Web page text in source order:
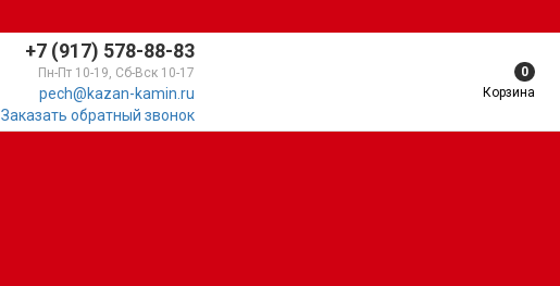
+7 (917) 578-88-83
Пн-Пт 10-19, Сб-Вск 10-17
pech@kazan-kamin.ru
Заказать обратный звонок
0
Корзина